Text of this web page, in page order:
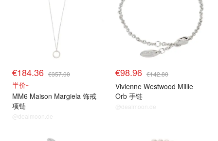
€184.36 €357.00
半价~
MM6 Maison Margiela 饰戒
项链
@dealmoon.de
€98.96 €142.80
Vivienne Westwood Millie
Orb 手链
@dealmoon.de